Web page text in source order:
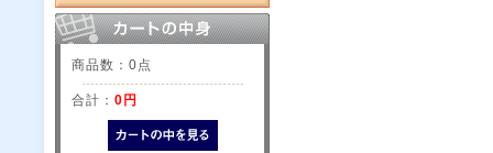
商品数：0点
合計： 0円